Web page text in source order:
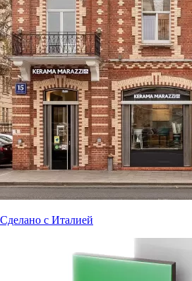
Сделано с Италией